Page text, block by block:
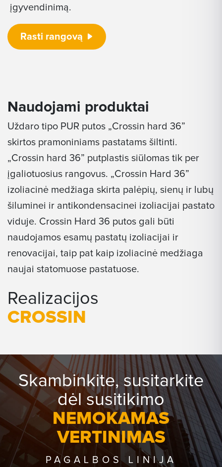
įgyvendinimą.
Rasti rangovą
Naudojami produktai
Uždaro tipo PUR putos „Crossin hard 36”
skirtos pramoniniams pastatams šiltinti.
„Crossin hard 36” putplastis siūlomas tik per
įgaliotuosius rangovus. „Crossin Hard 36”
izoliacinė medžiaga skirta palėpių, sienų ir lubų
šiluminei ir antikondensacinei izoliacijai pastato
viduje. Crossin Hard 36 putos gali būti
naudojamos esamų pastatų izoliacijai ir
renovacijai, taip pat kaip izoliacinė medžiaga
naujai statomuose pastatuose.
Realizacijos
CROSSIN
Skambinkite, susitarkite
dėl susitikimo
NEMOKAMAS
VERTINIMAS
PAGALBOS LINIJA